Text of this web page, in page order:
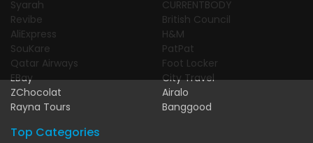
Syarah
Revibe
AliExpress
SouKare
Qatar Airways
EBay
ZChocolat
Rayna Tours
CURRENTBODY
British Council
H&M
PatPat
Foot Locker
City Travel
Airalo
Banggood
Top Categories